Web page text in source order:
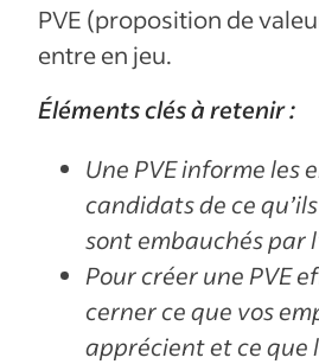
PVE (proposition de
entre en jeu.
Éléments clés à retenir :
Une PVE informe les
candidats de ce
sont embauchés par
Pour créer une PVE
cerner ce que vos
apprécient et ce que